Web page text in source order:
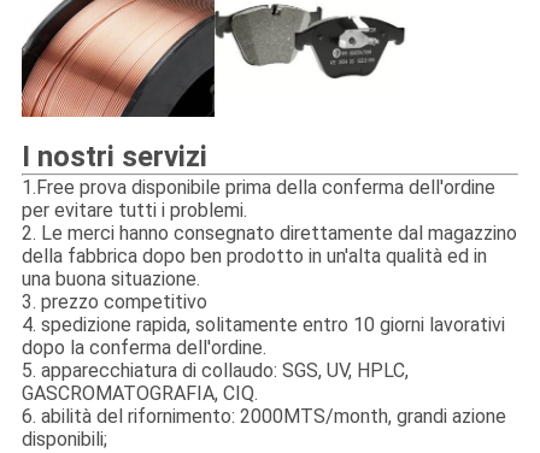
I nostri servizi
1.Free prova disponibile prima della conferma dell'ordine
per evitare tutti i problemi.
2. Le merci hanno consegnato direttamente dal magazzino
della fabbrica dopo ben prodotto in un'alta qualità ed in
una buona situazione.
3. prezzo competitivo
4. spedizione rapida, solitamente entro 10 giorni lavorativi
dopo la conferma dell'ordine.
5. apparecchiatura di collaudo: SGS, UV, HPLC,
GASCROMATOGRAFIA, CIQ.
6. abilità del rifornimento: 2000MTS/month, grandi azione
disponibili;